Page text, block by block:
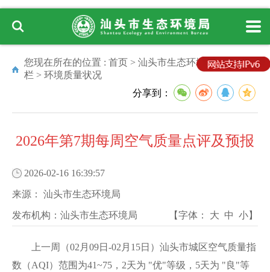
您现在所在的位置 : 首页 > 汕头市生态环境局>专题专
栏 > 环境质量状况
分享到：
2026年第7期每周空气质量点评及预报
2026-02-16 16:39:57
来源： 汕头市生态环境局
发布机构： 汕头市生态环境局 【字体： 大 中 小】
上一周（02月09日-02月15日）汕头市城区空气质量指
数（AQI）范围为41~75，2天为 "优"等级，5天为 "良"等